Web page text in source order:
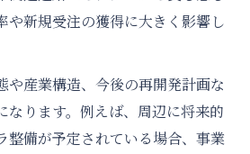
や新規受注の獲得に大きく影響し
や産業構造、今後の再開発計画な
なります。例えば、周辺に将来的
整備が予定されている場合、事業